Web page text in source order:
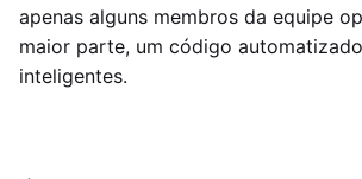
apenas alguns membros da equipe
maior parte, um código
inteligentes.